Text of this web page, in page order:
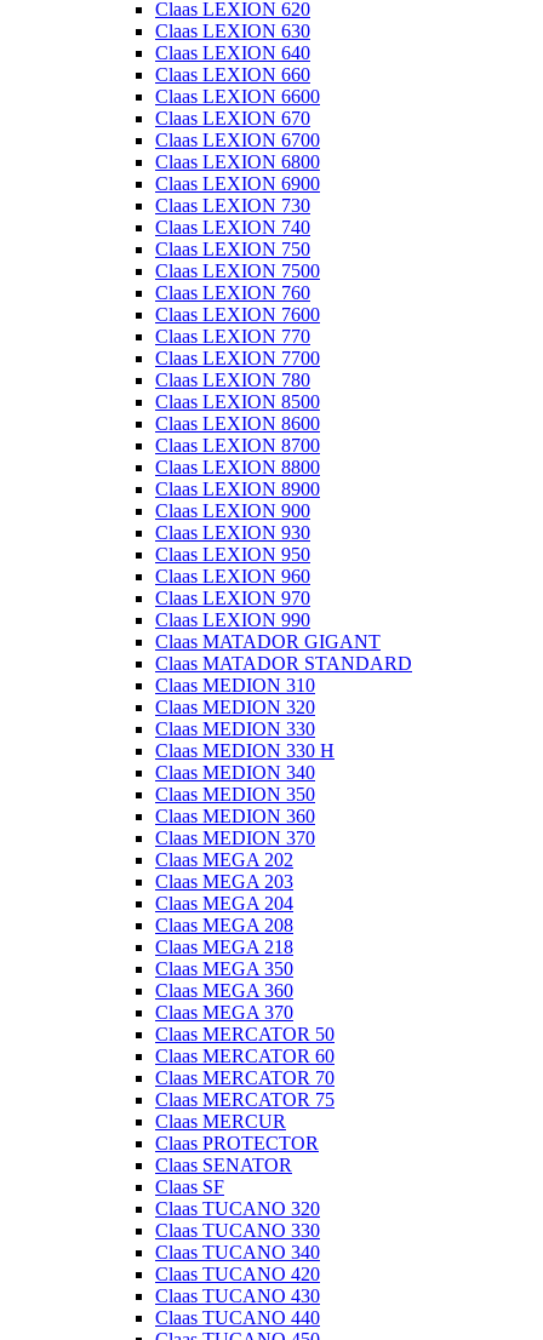
Claas LEXION 620
Claas LEXION 630
Claas LEXION 640
Claas LEXION 660
Claas LEXION 6600
Claas LEXION 670
Claas LEXION 6700
Claas LEXION 6800
Claas LEXION 6900
Claas LEXION 730
Claas LEXION 740
Claas LEXION 750
Claas LEXION 7500
Claas LEXION 760
Claas LEXION 7600
Claas LEXION 770
Claas LEXION 7700
Claas LEXION 780
Claas LEXION 8500
Claas LEXION 8600
Claas LEXION 8700
Claas LEXION 8800
Claas LEXION 8900
Claas LEXION 900
Claas LEXION 930
Claas LEXION 950
Claas LEXION 960
Claas LEXION 970
Claas LEXION 990
Claas MATADOR GIGANT
Claas MATADOR STANDARD
Claas MEDION 310
Claas MEDION 320
Claas MEDION 330
Claas MEDION 330 H
Claas MEDION 340
Claas MEDION 350
Claas MEDION 360
Claas MEDION 370
Claas MEGA 202
Claas MEGA 203
Claas MEGA 204
Claas MEGA 208
Claas MEGA 218
Claas MEGA 350
Claas MEGA 360
Claas MEGA 370
Claas MERCATOR 50
Claas MERCATOR 60
Claas MERCATOR 70
Claas MERCATOR 75
Claas MERCUR
Claas PROTECTOR
Claas SENATOR
Claas SF
Claas TUCANO 320
Claas TUCANO 330
Claas TUCANO 340
Claas TUCANO 420
Claas TUCANO 430
Claas TUCANO 440